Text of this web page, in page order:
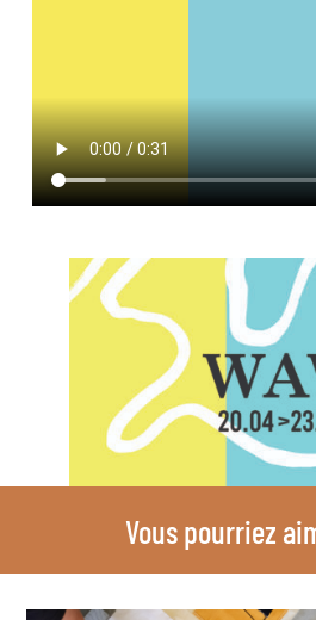
Vous pourriez